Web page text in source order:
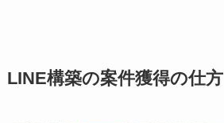
LINE構築の案件獲得の仕方